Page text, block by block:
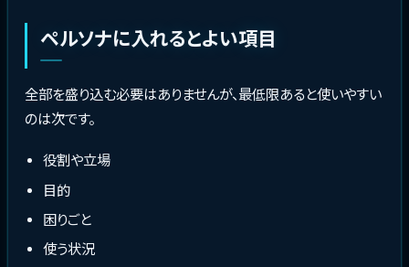
ペルソナに入れるとよい項目
全部を盛り込む必要はありませんが、最低限あると使いやすい
のは次です。
役割や立場
目的
困りごと
使う状況